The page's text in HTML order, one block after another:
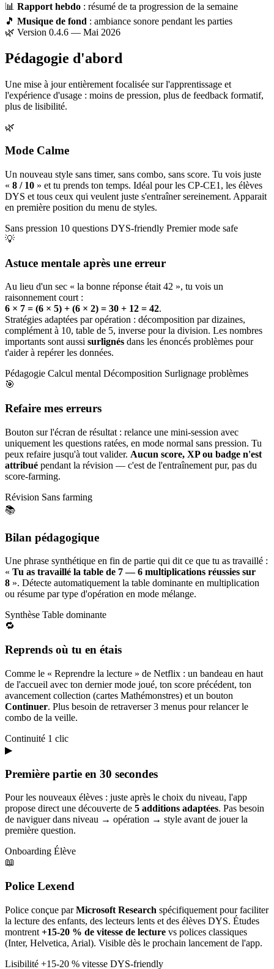
📊 Rapport hebdo : résumé de ta progression de la semaine
🎵 Musique de fond : ambiance sonore pendant les parties
🌿 Version 0.4.6 — Mai 2026
Pédagogie d'abord
Une mise à jour entièrement focalisée sur l'apprentissage et
l'expérience d'usage : moins de pression, plus de feedback formatif,
plus de lisibilité.
🌿
Mode Calme
Un nouveau style sans timer, sans combo, sans score. Tu vois juste
« 8 / 10 » et tu prends ton temps. Idéal pour les CP-CE1, les élèves
DYS et tous ceux qui veulent juste s'entraîner sereinement. Apparait
en première position du menu de styles.
Sans pression 10 questions DYS-friendly Premier mode safe
💡
Astuce mentale après une erreur
Au lieu d'un sec « la bonne réponse était 42 », tu vois un
raisonnement court :
6 × 7 = (6 × 5) + (6 × 2) = 30 + 12 = 42.
Stratégies adaptées par opération : décomposition par dizaines,
complément à 10, table de 5, inverse pour la division. Les nombres
importants sont aussi surlignés dans les énoncés problèmes pour
t'aider à repérer les données.
Pédagogie Calcul mental Décomposition Surlignage problèmes
🎯
Refaire mes erreurs
Bouton sur l'écran de résultat : relance une mini-session avec
uniquement les questions ratées, en mode normal sans pression. Tu
peux refaire jusqu'à tout valider. Aucun score, XP ou badge n'est
attribué pendant la révision — c'est de l'entraînement pur, pas du
score-farming.
Révision Sans farming
📚
Bilan pédagogique
Une phrase synthétique en fin de partie qui dit ce que tu as travaillé :
« Tu as travaillé la table de 7 — 6 multiplications réussies sur
8 ». Détecte automatiquement la table dominante en multiplication
ou résume par type d'opération en mode mélange.
Synthèse Table dominante
🔁
Reprends où tu en étais
Comme le « Reprendre la lecture » de Netflix : un bandeau en haut
de l'accueil avec ton dernier mode joué, ton score précédent, ton
avancement collection (cartes Mathémonstres) et un bouton
Continuer. Plus besoin de retraverser 3 menus pour relancer le
combo de la veille.
Continuité 1 clic
▶
Première partie en 30 secondes
Pour les nouveaux élèves : juste après le choix du niveau, l'app
propose direct une découverte de 5 additions adaptées. Pas besoin
de naviguer dans niveau → opération → style avant de jouer la
première question.
Onboarding Élève
📖
Police Lexend
Police conçue parMicrosoft Research spécifiquement pour faciliter
la lecture des enfants, des lecteurs lents et des élèves DYS. Études
montrent +15-20 % de vitesse de lecture vs polices classiques
(Inter, Helvetica, Arial). Visible dès le prochain lancement de l'app.
Lisibilité +15-20 % vitesse DYS-friendly